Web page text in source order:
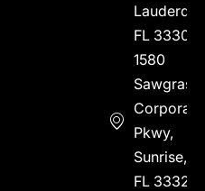
FL 33304
1580
Sawgrass
Corporate
Pkwy,
Sunrise,
FL 33323